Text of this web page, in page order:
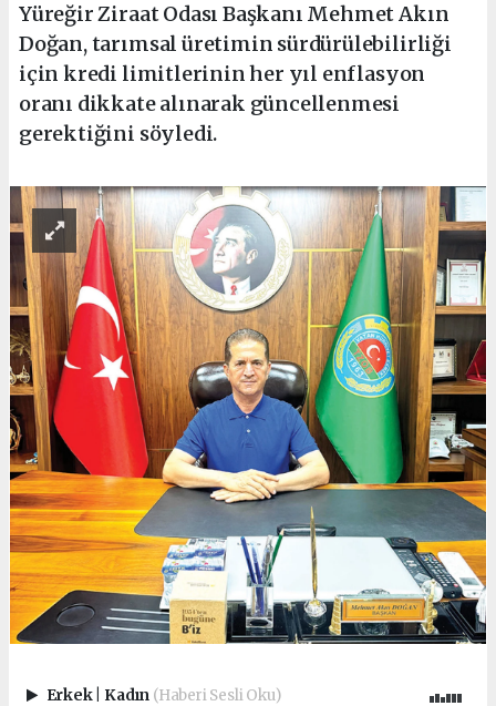
Yüreğir Ziraat Odası Başkanı Mehmet Akın
Doğan, tarımsal üretimin sürdürülebilirliği
için kredi limitlerinin her yıl enflasyon
oranı dikkate alınarak güncellenmesi
gerektiğini söyledi.
Erkek Kadın (Haberi Sesli Oku)